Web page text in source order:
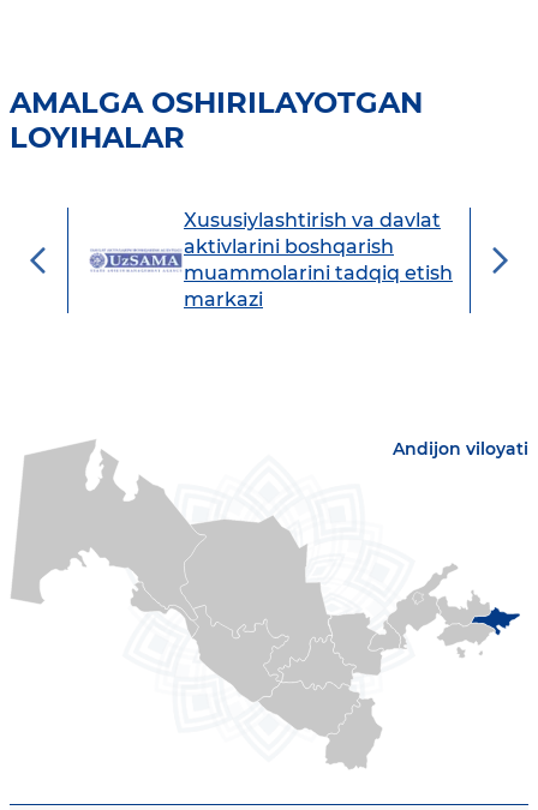
AMALGA OSHIRILAYOTGAN
LOYIHALAR
Xususiylashtirish va davlat
aktivlarini boshqarish
muammolarini tadqiq etish
markazi
Andijon viloyati